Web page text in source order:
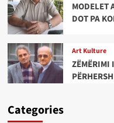
MODELET
DOT PA
Art Kulture
ZËMËRIMI
Categories